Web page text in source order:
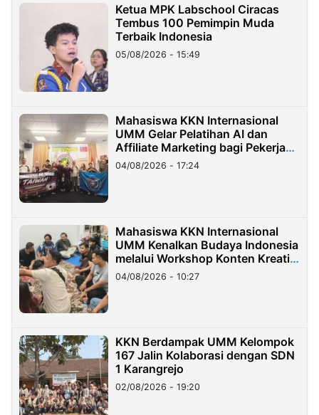
Ketua MPK Labschool Ciracas
Tembus 100 Pemimpin Muda
Terbaik Indonesia
05/08/2026 - 15:49
Mahasiswa KKN Internasional
UMM Gelar Pelatihan AI dan
Affiliate Marketing bagi Pekerja
Migran Indonesia di Taiwan
04/08/2026 - 17:24
Mahasiswa KKN Internasional
UMM Kenalkan Budaya Indonesia
melalui Workshop Konten Kreatif
di Taiwan
04/08/2026 - 10:27
KKN Berdampak UMM Kelompok
167 Jalin Kolaborasi dengan SDN
1 Karangrejo
02/08/2026 - 19:20